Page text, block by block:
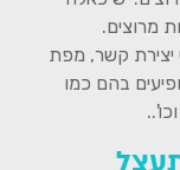
מרוצים.
קשר, מפת
בהם כמו